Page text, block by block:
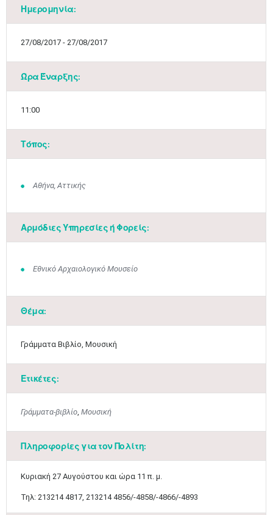
Ημερομηνία:
27/08/2017 - 27/08/2017
Ώρα Έναρξης:
11:00
Τόπος:
Αθήνα, Αττικής
Αρμόδιες Υπηρεσίες ή Φορείς:
Εθνικό Αρχαιολογικό Μουσείο
Θέμα:
Γράμματα Βιβλίο, Μουσική
Ετικέτες:
Γράμματα-βιβλίο, Μουσική
Πληροφορίες για τον Πολίτη:
​Κυριακή 27 Αυγούστου και ώρα 11 π. μ.
Τηλ: 213214 4817, 213214 4856/-4858/-4866/-4893